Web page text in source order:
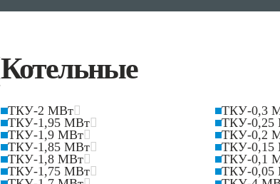
Котельные
ТКУ-2 МВт
ТКУ-1,95 МВт
ТКУ-1,9 МВт
ТКУ-1,85 МВт
ТКУ-1,8 МВт
ТКУ-1,75 МВт
ТКУ-0,3
ТКУ-0,25
ТКУ-0,2
ТКУ-0,15
ТКУ-0,1
ТКУ-0,05